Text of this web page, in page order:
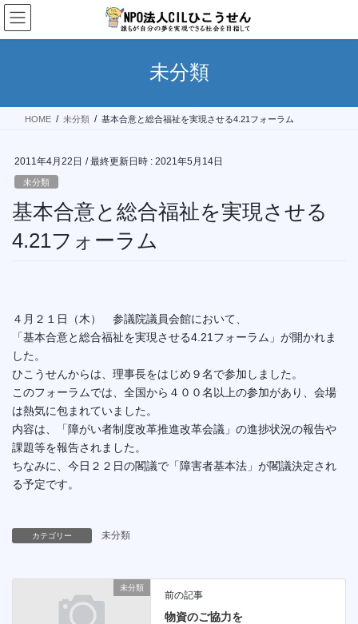
コ
ン
テ
ス
ナ
ビ
ゲ
ン
未分類
HOME 未分類 基本合意と総合福祉を実現させる4.21フォーラム
2011年4月22日 / 最終更新日時 : 2021年5月14日
未分類
基本合意と総合福祉を実現させる
4.21フォーラム
４月２１日（木） 参議院議員会館において、
「基本合意と総合福祉を実現させる4.21フォーラム」が開かれま
した。
ひこうせんからは、理事長をはじめ９名で参加しました。
このフォーラムでは、全国から４００名以上の参加があり、会場
は熱気に包まれていました。
内容は、「障がい者制度改革推進改革会議」の進捗状況の報告や
課題等を報告されました。
ちなみに、今日２２日の閣議で「障害者基本法」が閣議決定され
る予定です。
カテゴリー 未分類
未分類
前の記事
物資のご協力を